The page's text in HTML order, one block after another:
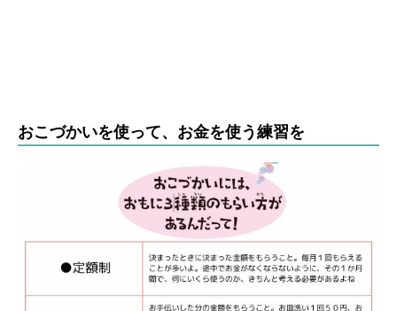
おこづかいを使って、お金を使う練習を